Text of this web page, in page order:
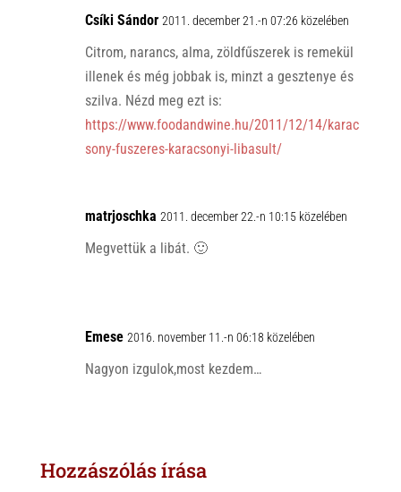
Csíki Sándor 2011. december 21.-n 07:26 közelében
Citrom, narancs, alma, zöldfűszerek is remekül
illenek és még jobbak is, minzt a gesztenye és
szilva. Nézd meg ezt is:
https://www.foodandwine.hu/2011/12/14/karac
sony-fuszeres-karacsonyi-libasult/
matrjoschka 2011. december 22.-n 10:15 közelében
Megvettük a libát. 🙂
Emese 2016. november 11.-n 06:18 közelében
Nagyon izgulok,most kezdem…
Hozzászólás írása